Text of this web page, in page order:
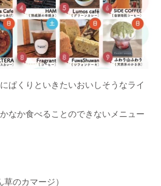
ぱくりといきたいおいしそうなライ
なか食べることのできないメニュー
のカマージ）